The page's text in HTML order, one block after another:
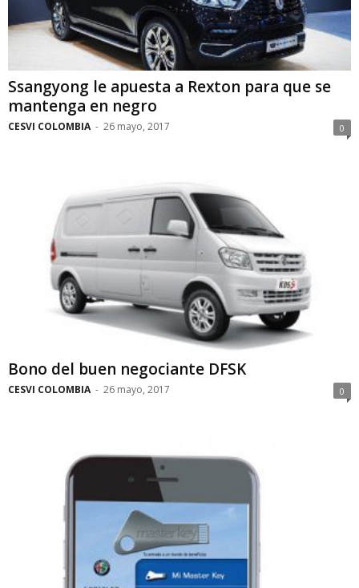
Ssangyong le apuesta a Rexton para que se
mantenga en negro
CESVI COLOMBIA - 26 mayo, 2017 0
Bono del buen negociante DFSK
CESVI COLOMBIA - 26 mayo, 2017 0